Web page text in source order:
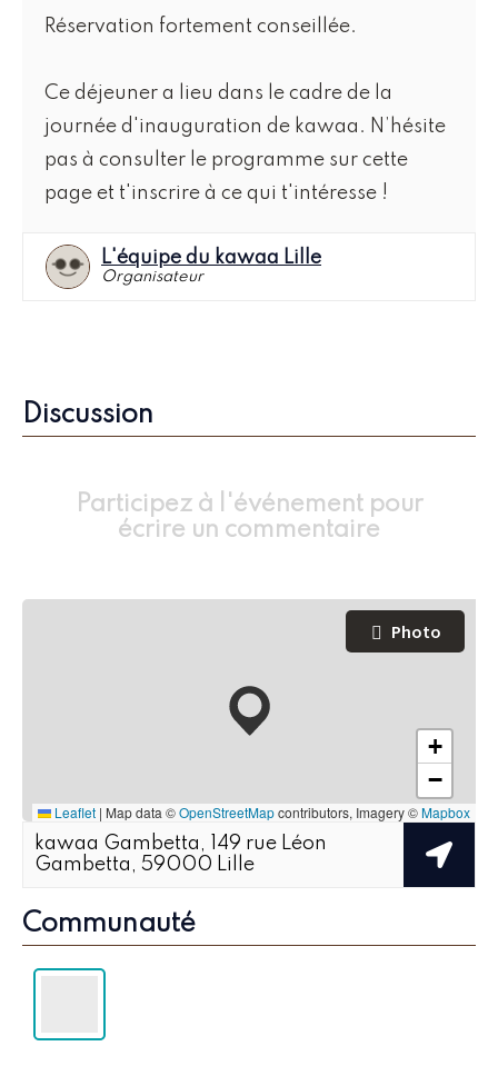
Réservation fortement conseillée.
Ce déjeuner a lieu dans le cadre de la
journée d'inauguration de kawaa. N’hésite
pas à consulter le programme sur cette
page et t'inscrire à ce qui t'intéresse !
L'équipe du kawaa Lille
Organisateur
Discussion
Participez à l'événement pour
écrire un commentaire
Photo
+
−
Leaflet | Map data ©OpenStreetMapcontributors, Imagery ©Mapbox
kawaa Gambetta, 149 rue Léon
Gambetta, 59000 Lille
Communauté